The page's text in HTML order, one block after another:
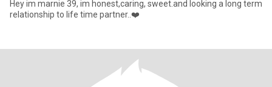
Hey im marnie 39, im honest,caring, sweet.and looking a long term
relationship to life time partner..❤️